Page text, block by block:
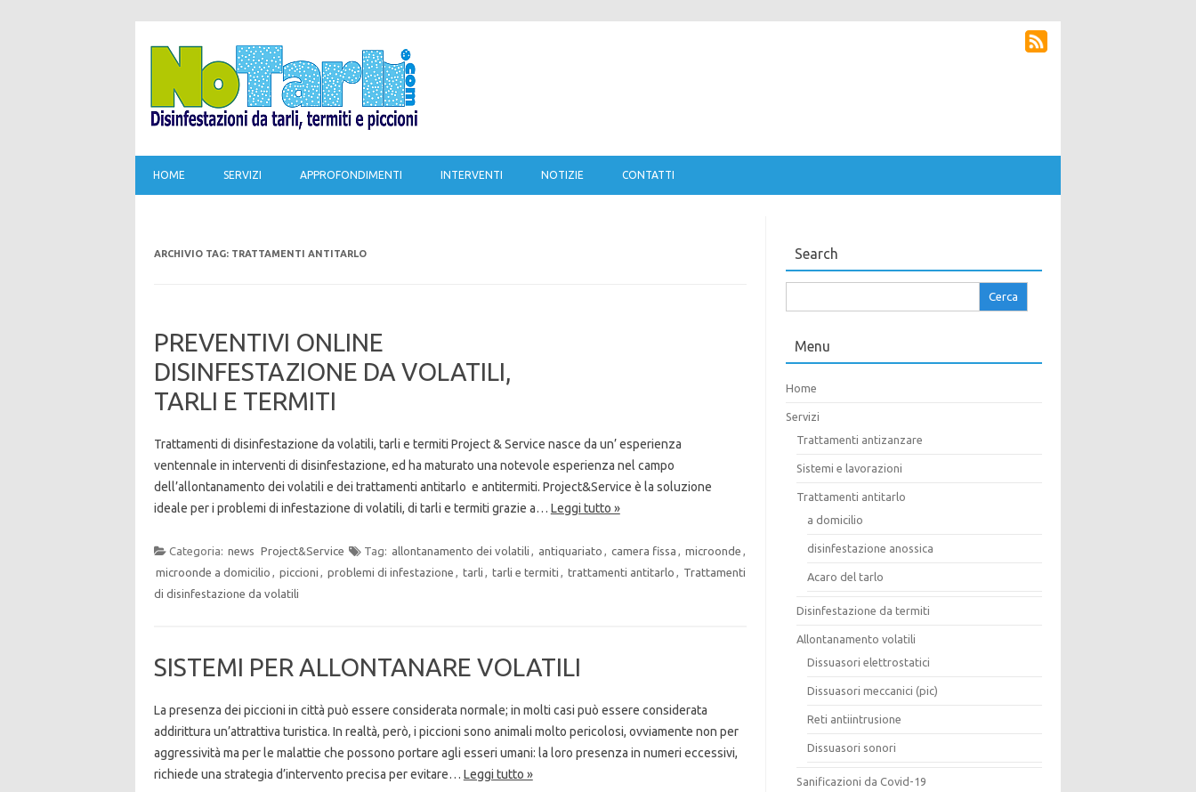
HOME SERVIZI APPROFONDIMENTI INTERVENTI NOTIZIE CONTATTI
ARCHIVIO TAG: TRATTAMENTI ANTITARLO
PREVENTIVI ONLINE
DISINFESTAZIONE DA VOLATILI,
TARLI E TERMITI
Trattamenti di disinfestazione da volatili, tarli e termiti Project & Service nasce da un’ esperienza
ventennale in interventi di disinfestazione, ed ha maturato una notevole esperienza nel campo
dell’allontanamento dei volatili e dei trattamenti antitarlo e antitermiti. Project&Service è la soluzione
ideale per i problemi di infestazione di volatili, di tarli e termiti grazie a… Leggi tutto »
Categoria: news Project&Service Tag: allontanamento dei volatili , antiquariato , camera fissa , microonde ,
microonde a domicilio , piccioni , problemi di infestazione , tarli , tarli e termiti , trattamenti antitarlo , Trattamenti
di disinfestazione da volatili
SISTEMI PER ALLONTANARE VOLATILI
La presenza dei piccioni in città può essere considerata normale; in molti casi può essere considerata
addirittura un’attrattiva turistica. In realtà, però, i piccioni sono animali molto pericolosi, ovviamente non per
aggressività ma per le malattie che possono portare agli esseri umani: la loro presenza in numeri eccessivi,
richiede una strategia d’intervento precisa per evitare… Leggi tutto »
Search
per:
Menu
Home
Servizi
Trattamenti antizanzare
Sistemi e lavorazioni
Trattamenti antitarlo
a domicilio
disinfestazione anossica
Acaro del tarlo
Disinfestazione da termiti
Allontanamento volatili
Dissuasori elettrostatici
Dissuasori meccanici (pic)
Reti antiintrusione
Dissuasori sonori
Sanificazioni da Covid-19